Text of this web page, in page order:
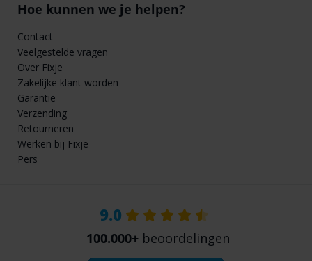
Hoe kunnen we je helpen?
Contact
Veelgestelde vragen
Over Fixje
Zakelijke klant worden
Garantie
Verzending
Retourneren
Werken bij Fixje
Pers
9.0
100.000+ beoordelingen